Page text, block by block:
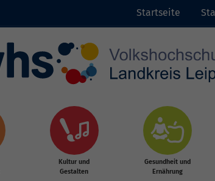
Startseite
Kultur und
Gestalten
Gesundheit und
Ernährung